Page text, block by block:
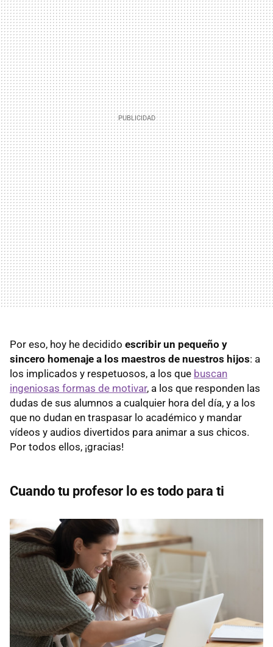
Por eso, hoy he decidido escribir un pequeño y
sincero homenaje a los maestros de nuestros hijos: a
los implicados y respetuosos, a los que buscan
ingeniosas formas de motivar, a los que responden las
dudas de sus alumnos a cualquier hora del día, y a los
que no dudan en traspasar lo académico y mandar
vídeos y audios divertidos para animar a sus chicos.
Por todos ellos, ¡gracias!
Cuando tu profesor lo es todo para ti